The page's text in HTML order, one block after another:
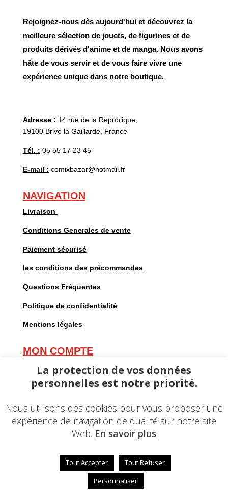
Rejoignez-nous dès aujourd'hui et découvrez la
meilleure sélection de jouets, de figurines et de
produits dérivés d'anime et de manga. Nous avons
hâte de vous servir et de vous faire vivre une
expérience unique dans notre boutique.
Adresse : 14 rue de la Republique,
19100 Brive la Gaillarde, France
Tél. : 05 55 17 23 45
E-mail : comixbazar@hotmail.fr
NAVIGATION
Livraison
Conditions Generales de vente
Paiement sécurisé
les conditions des précommandes
Questions Fréquentes
Politique de confidentialité
Mentions légales
MON COMPTE
Mes commandes
Mes adresses
Mes informations personnelles
© 2023 – Une réalisation EDConcept24.fr–
La protection de vos données
personnelles est notre priorité.
Nous utilisons des cookies pour vous proposer une
expérience de navigation de qualité sur notre site
Web. En savoir plus
Tout Accepter
Tout Refuser
Personnaliser